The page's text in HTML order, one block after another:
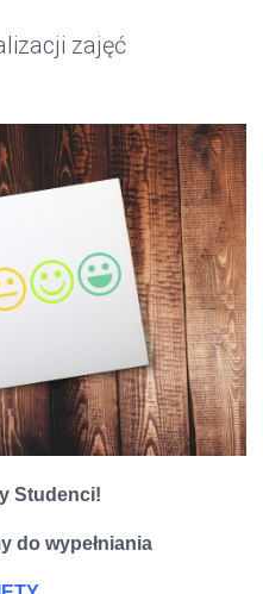
zajęć
Studenci!
do wypełniania